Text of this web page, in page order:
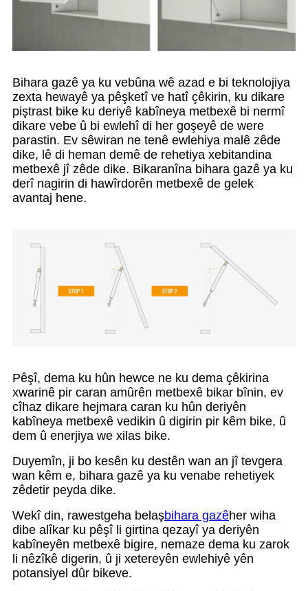
Bihara gazê ya ku vebûna wê azad e bi teknolojiya
zexta hewayê ya pêşketî ve hatî çêkirin, ku dikare
piştrast bike ku deriyê kabîneya metbexê bi nermî
dikare vebe û bi ewlehî di her goşeyê de were
parastin. Ev sêwiran ne tenê ewlehiya malê zêde
dike, lê di heman demê de rehetiya xebitandina
metbexê jî zêde dike. Bikaranîna bihara gazê ya ku
derî nagirin di hawîrdorên metbexê de gelek
avantaj hene.
Pêşî, dema ku hûn hewce ne ku dema çêkirina
xwarinê pir caran amûrên metbexê bikar bînin, ev
cîhaz dikare hejmara caran ku hûn deriyên
kabîneya metbexê vedikin û digirin pir kêm bike, û
dem û enerjiya we xilas bike.
Duyemîn, ji bo kesên ku destên wan an jî tevgera
wan kêm e, bihara gazê ya ku venabe rehetiyek
zêdetir peyda dike.
Wekî din, rawestgeha belaşbihara gazêher wiha
dibe alîkar ku pêşî li girtina qezayî ya deriyên
kabîneyên metbexê bigire, nemaze dema ku zarok
li nêzîkê digerin, û ji xetereyên ewlehiyê yên
potansiyel dûr bikeve.